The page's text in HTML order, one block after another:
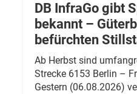
DB InfraGo gibt
bekannt –
befürchten
Ab Herbst sind
Strecke 6153 Berlin –
Gestern (06.08.2026)